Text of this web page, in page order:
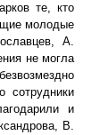
те, кто
молодые
А.
не могла
сотрудники
и
В.